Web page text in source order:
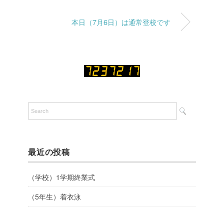
本日（7月6日）は通常登校です
最近の投稿
（学校）1学期終業式
（5年生）着衣泳